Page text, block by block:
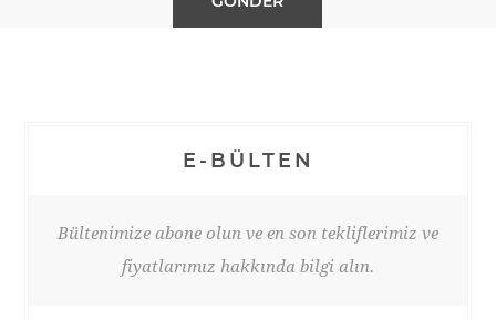
E-BÜLTEN
Bültenimize abone olun ve en son tekliflerimiz ve
fiyatlarımız hakkında bilgi alın.